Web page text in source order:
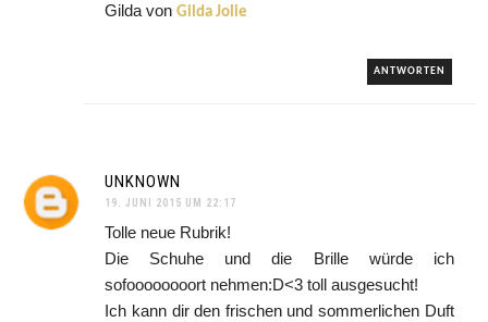
Gilda vonGilda Jolie
ANTWORTEN
UNKNOWN
19. JUNI 2015 UM 22:17
Tolle neue Rubrik!
Die Schuhe und die Brille würde ich
sofoooooooort nehmen:D<3 toll ausgesucht!
Ich kann dir den frischen und sommerlichen Duft